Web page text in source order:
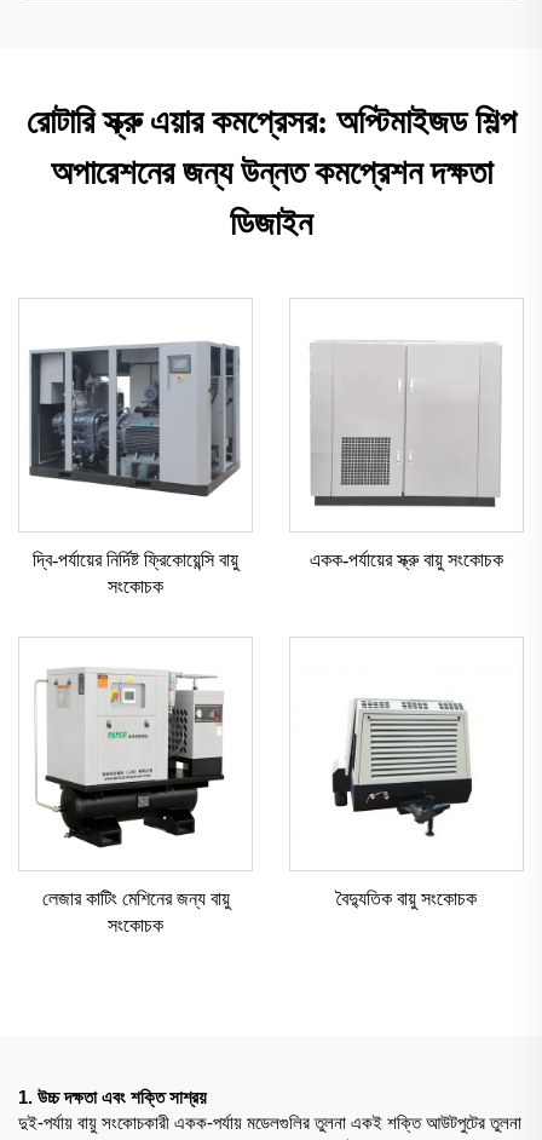
রোটারি স্ক্রু এয়ার কমপ্রেসর: অপ্টিমাইজড শিল্প
অপারেশনের জন্য উন্নত কমপ্রেশন দক্ষতা
ডিজাইন
দ্বি-পর্যায়ের নির্দিষ্ট ফ্রিকোয়েন্সি বায়ু
সংকোচক
একক-পর্যায়ের স্ক্রু বায়ু সংকোচক
লেজার কাটিং মেশিনের জন্য বায়ু
সংকোচক
বৈদ্যুতিক বায়ু সংকোচক
1. উচ্চ দক্ষতা এবং শক্তি সাশ্রয়
দুই-পর্যায় বায়ু সংকোচকারী একক-পর্যায় মডেলগুলির তুলনা একই শক্তি আউটপুটের তুলনা